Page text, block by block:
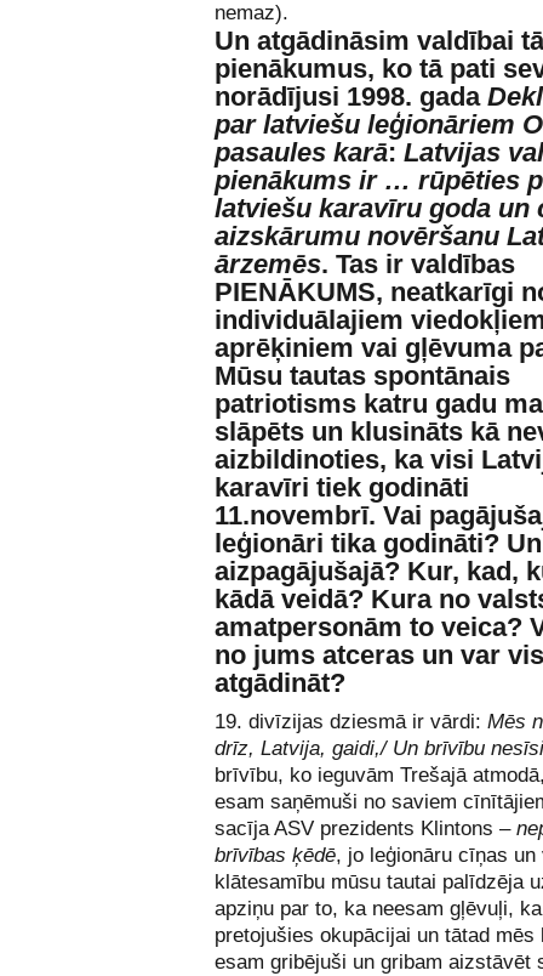
nemaz).
Un atgādināsim valdībai
pienākumus, ko tā pati
norādījusi 1998. gada
par latviešu leģionāriem
pasaules karā: Latvijas
pienākums ir … rūpēties
latviešu karavīru goda un
aizskārumu novēršanu
ārzemēs. Tas ir valdības
PIENĀKUMS, neatkarīgi
individuālajiem
aprēķiniem vai gļēvuma
Mūsu tautas spontānais
patriotisms katru gadu
slāpēts un klusināts kā
aizbildinoties, ka visi
karavīri tiek godināti
11.novembrī. Vai
leģionāri tika godināti? Un
aizpagājušajā? Kur, kad,
kādā veidā? Kura no
amatpersonām to veica?
no jums atceras un var
atgādināt?
19. divīzijas dziesmā ir vārdi: Mēs
drīz, Latvija, gaidi,/ Un brīvību
brīvību, ko ieguvām Trešajā
esam saņēmuši no saviem
sacīja ASV prezidents Klintons –
brīvības ķēdē, jo leģionāru cīņas un
klātesamību mūsu tautai palīdzēja
apziņu par to, ka neesam gļēvuļi,
pretojušies okupācijai un tātad mēs
esam gribējuši un gribam aizstāvēt